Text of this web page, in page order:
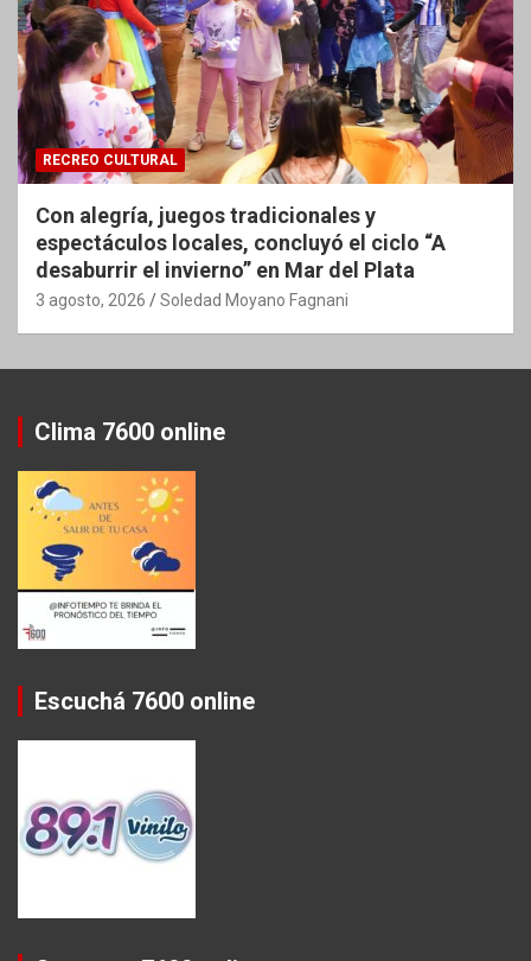
RECREO CULTURAL
Con alegría, juegos tradicionales y
espectáculos locales, concluyó el ciclo “A
desaburrir el invierno” en Mar del Plata
3 agosto, 2026 Soledad Moyano Fagnani
Clima 7600 online
Escuchá 7600 online